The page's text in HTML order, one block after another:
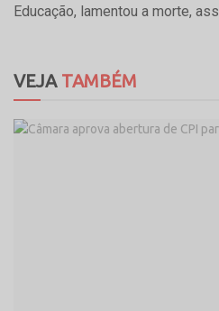
Educação, lamentou a morte,
VEJATAMBÉM